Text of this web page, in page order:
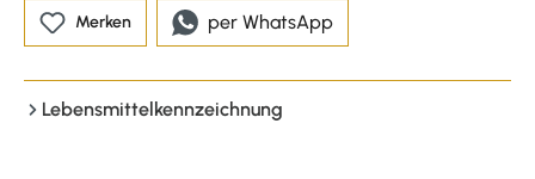
Merken per WhatsApp
Lebensmittelkennzeichnung